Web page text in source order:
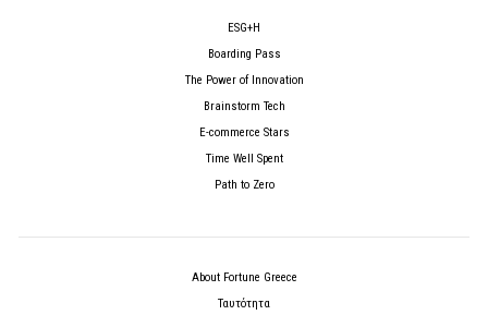
ESG+H
Boarding Pass
The Power of Innovation
Brainstorm Tech
E-commerce Stars
Time Well Spent
Path to Zero
About Fortune Greece
Ταυτότητα